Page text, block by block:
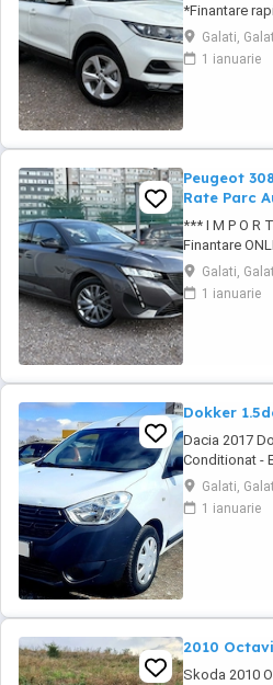
*Finantare
Persoane
individuale.
anticipata a
Galati,
1 ianuarie
Peugeot
Rate Parc
*** I M P O R
Finantare
FARA
*Perioada
de inchidere
Galati,
1 ianuarie
Dokker
Dacia 2017
Conditionat -
Start&Stop -
Mode -
Radio MP3
Galati,
1 ianuarie
2010
Skoda 2010